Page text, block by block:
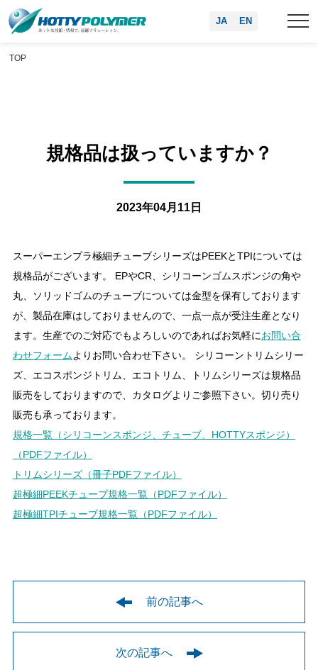
EN
JA
TOP
規格品は扱っていますか？
2023年04月11日
スーパーエンプラ極細チューブシリーズはPEEKとTPIについては
規格品がございます。 EPやCR、シリコーンゴムスポンジの角や
丸、ソリッドゴムのチューブについては金型を保有しております
が、製品在庫はしておりませんので、一点一点が受注生産となり
ます。生産でのご対応でもよろしいのであればお気軽にお問い合
わせフォームよりお問い合わせ下さい。 シリコーントリムシリー
ズ、エコスポンジトリム、エコトリム、トリムシリーズは規格品
販売をしておりますので、カタログよりご参照下さい。切り売り
販売も承っております。
規格一覧（シリコーンスポンジ、チューブ、HOTTYスポンジ）
（PDFファイル）
トリムシリーズ（冊子PDFファイル）
超極細PEEKチューブ規格一覧（PDFファイル）
超極細TPIチューブ規格一覧（PDFファイル）
前の記事へ
次の記事へ